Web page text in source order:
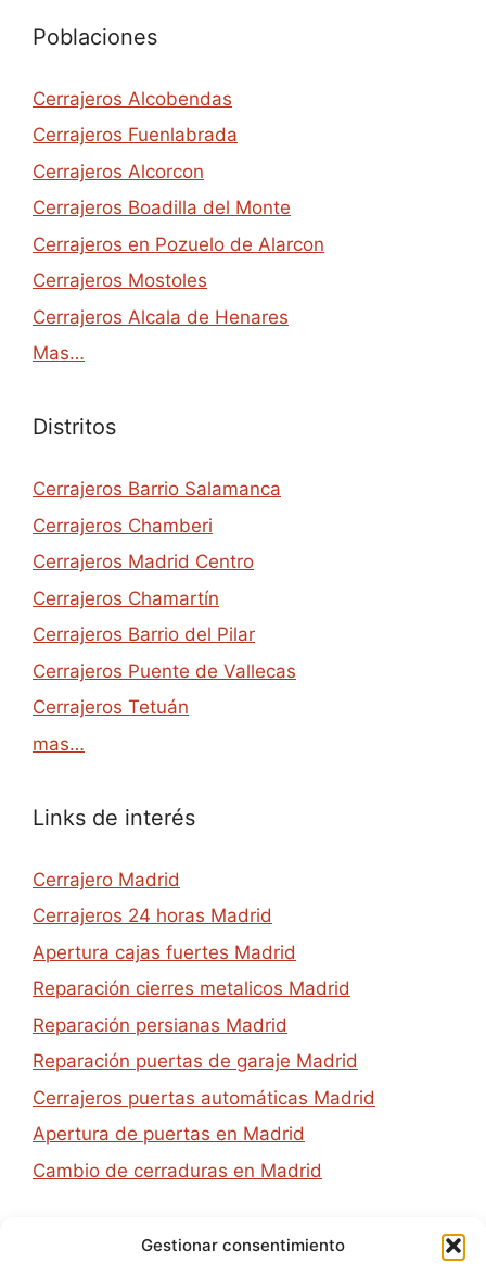
Gestionar consentimiento
Poblaciones
Cerrajeros Alcobendas
Cerrajeros Fuenlabrada
Cerrajeros Alcorcon
Cerrajeros Boadilla del Monte
Cerrajeros en Pozuelo de Alarcon
Cerrajeros Mostoles
Cerrajeros Alcala de Henares
Mas…
Distritos
Cerrajeros Barrio Salamanca
Cerrajeros Chamberi
Cerrajeros Madrid Centro
Cerrajeros Chamartín
Cerrajeros Barrio del Pilar
Cerrajeros Puente de Vallecas
Cerrajeros Tetuán
mas…
Links de interés
Cerrajero Madrid
Cerrajeros 24 horas Madrid
Apertura cajas fuertes Madrid
Reparación cierres metalicos Madrid
Reparación persianas Madrid
Reparación puertas de garaje Madrid
Cerrajeros puertas automáticas Madrid
Apertura de puertas en Madrid
Cambio de cerraduras en Madrid